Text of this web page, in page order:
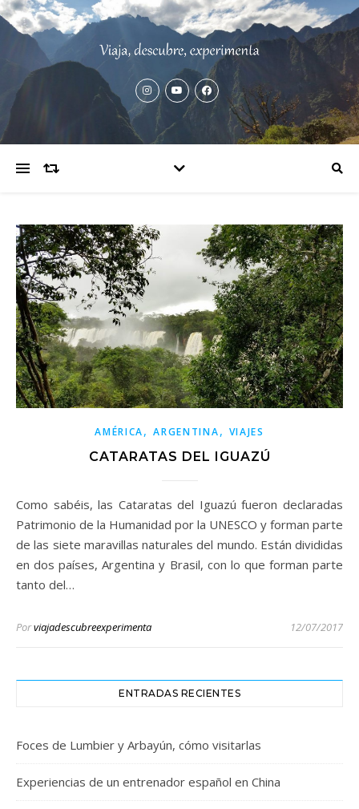
AMÉRICA,ARGENTINA, VIAJES
CATARATAS DEL IGUAZÚ
Como sabéis, las Cataratas del Iguazú fueron declaradas
Patrimonio de la Humanidad por la UNESCO y forman parte
de las siete maravillas naturales del mundo. Están divididas
en dos países, Argentina y Brasil, con lo que forman parte
tanto del…
Porviajadescubreexperimenta 12/07/2017
ENTRADAS RECIENTES
Foces de Lumbier y Arbayún, cómo visitarlas
Experiencias de un entrenador español en China